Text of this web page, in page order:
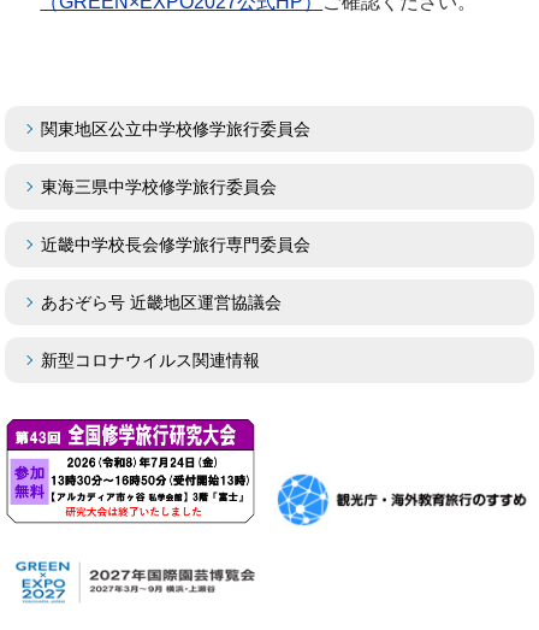
関東地区公立中学校修学旅行委員会
東海三県中学校修学旅行委員会
近畿中学校長会修学旅行専門委員会
あおぞら号 近畿地区運営協議会
新型コロナウイルス関連情報